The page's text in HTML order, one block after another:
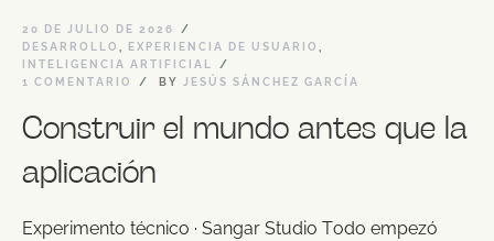
20 DE JULIO DE 2026
DESARROLLO
EXPERIENCIA DE USUARIO
INTELIGENCIA ARTIFICIAL
1 COMENTARIO
BY JESÚS SÁNCHEZ GARCÍA
Construir el mundo antes que la
aplicación
Experimento técnico · Sangar Studio Todo empezó